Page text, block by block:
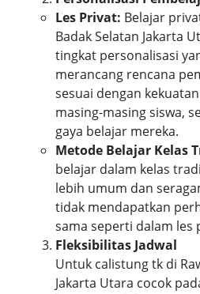
Les Privat: Belajar
Badak Selatan Jakarta
tingkat personalisasi
merancang rencana
sesuai dengan
masing-masing siswa,
gaya belajar mereka.
Metode Belajar Kelas
belajar dalam kelas
lebih umum dan
tidak mendapatkan
sama seperti dalam les
Fleksibilitas Jadwal
Untuk calistung tk di
Jakarta Utara cocok